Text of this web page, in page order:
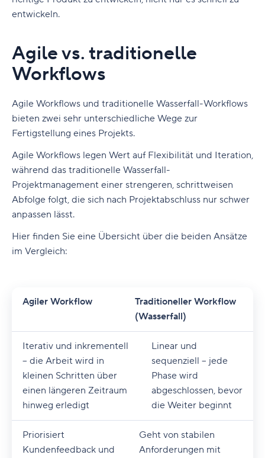
entwickeln.
Agile vs. traditionelle
Workflows
Agile Workflows und traditionelle Wasserfall-Workflows
bieten zwei sehr unterschiedliche Wege zur
Fertigstellung eines Projekts.
Agile Workflows legen Wert auf Flexibilität und Iteration,
während das traditionelle Wasserfall-
Projektmanagement einer strengeren, schrittweisen
Abfolge folgt, die sich nach Projektabschluss nur schwer
anpassen lässt.
Hier finden Sie eine Übersicht über die beiden Ansätze
im Vergleich:
Agiler Workflow
Traditioneller Workflow
(Wasserfall)
Iterativ und inkrementell
– die Arbeit wird in
kleinen Schritten über
einen längeren Zeitraum
hinweg erledigt
Linear und
sequenziell – jede
Phase wird
abgeschlossen, bevor
die Weiter beginnt
Priorisiert
Kundenfeedback und
Geht von stabilen
Anforderungen mit